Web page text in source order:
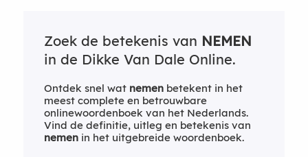
Zoek de betekenis van NEMEN
in de Dikke Van Dale Online.
Ontdek snel wat nemenbetekent in het
meest complete en betrouwbare
onlinewoordenboek van het Nederlands.
Vind de definitie, uitleg en betekenis van
nemenin het uitgebreide woordenboek.